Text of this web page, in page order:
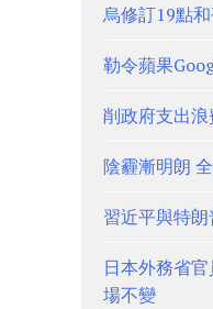
烏修訂19點
勒令蘋果
削政府支出浪
陰霾漸明朗
習近平與特
日本外務省
場不變